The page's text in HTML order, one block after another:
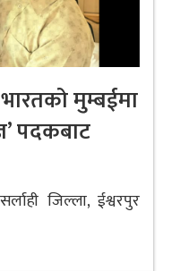
मुम्बईमा
पदकबाट
जिल्ला, ईश्वरपुर